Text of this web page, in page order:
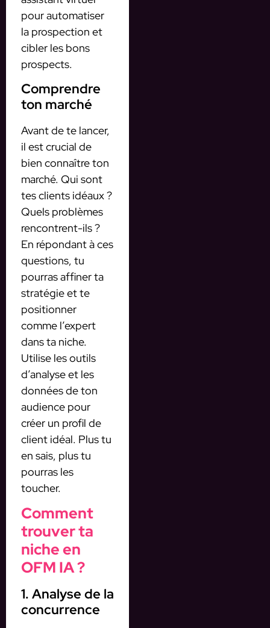
pour automatiser
la prospection et
cibler les bons
prospects.
Comprendre
ton marché
Avant de te lancer,
il est crucial de
bien connaître ton
marché. Qui sont
tes clients idéaux ?
Quels problèmes
rencontrent-ils ?
En répondant à ces
questions, tu
pourras affiner ta
stratégie et te
positionner
comme l’expert
dans ta niche.
Utilise les outils
d’analyse et les
données de ton
audience pour
créer un profil de
client idéal. Plus tu
en sais, plus tu
pourras les
toucher.
Comment
trouver ta
niche en
OFM IA ?
1. Analyse de la
concurrence